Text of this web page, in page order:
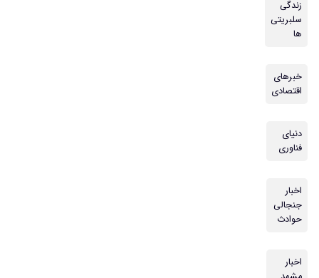
زندگی
سلبریتی
ها
خبرهای
اقتصادی
دنیای
فناوری
اخبار
جنجالی
حوادث
اخبار